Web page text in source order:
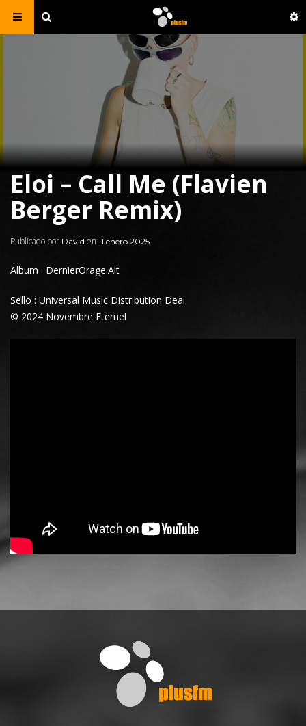
Eloi – Call Me (Flavien
Berger Remix)
Publicado por David en 11 enero 2025
Album : DernierOrage.Alt
Sello : Universal Music Distribution Deal
© 2024 Novembre Eternel